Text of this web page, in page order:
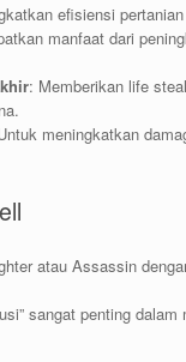
efisiensi
manfaat dari
: Memberikan life
meningkatkan
atau Assassin
sangat penting